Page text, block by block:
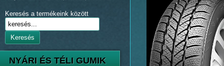
Keresés a termékeink között
Keresés
NYÁRI ÉS TÉLI GUMIK